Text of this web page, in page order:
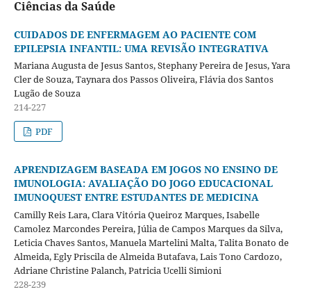
Ciências da Saúde
CUIDADOS DE ENFERMAGEM AO PACIENTE COM
EPILEPSIA INFANTIL: UMA REVISÃO INTEGRATIVA
Mariana Augusta de Jesus Santos, Stephany Pereira de Jesus, Yara
Cler de Souza, Taynara dos Passos Oliveira, Flávia dos Santos
Lugão de Souza
214-227
PDF
APRENDIZAGEM BASEADA EM JOGOS NO ENSINO DE
IMUNOLOGIA: AVALIAÇÃO DO JOGO EDUCACIONAL
IMUNOQUEST ENTRE ESTUDANTES DE MEDICINA
Camilly Reis Lara, Clara Vitória Queiroz Marques, Isabelle
Camolez Marcondes Pereira, Júlia de Campos Marques da Silva,
Leticia Chaves Santos, Manuela Martelini Malta, Talita Bonato de
Almeida, Egly Priscila de Almeida Butafava, Lais Tono Cardozo,
Adriane Christine Palanch, Patricia Ucelli Simioni
228-239